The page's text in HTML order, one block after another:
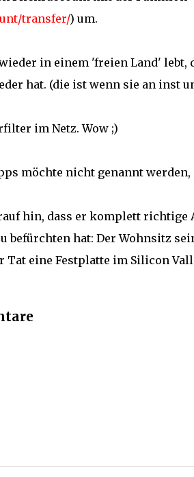
transfer/) um.
in einem 'freien Land' lebt,
hat. (die ist wenn sie an inst
im Netz. Wow ;)
möchte nicht genannt werden,
hin, dass er komplett
befürchten hat: Der Wohnsitz
Tat eine Festplatte im Silicon